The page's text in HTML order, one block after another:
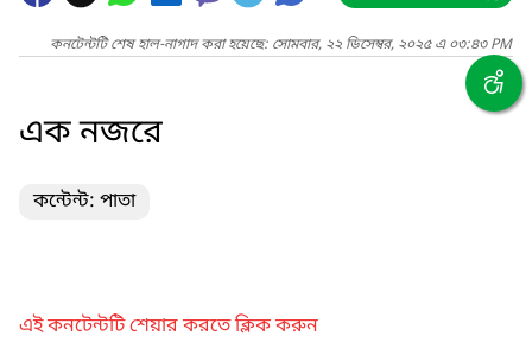
কনটেন্টটি শেষ হাল-নাগাদ করা হয়েছে: সোমবার, ২২ ডিসেম্বর, ২০২৫ এ ০৩:৪৩ PM
এক নজরে
কন্টেন্ট: পাতা
এই কনটেন্টটি শেয়ার করতে ক্লিক করুন